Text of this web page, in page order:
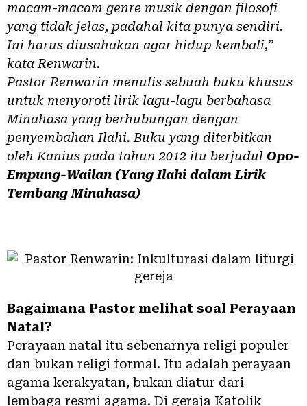
macam-macam genre musik dengan filosofi
yang tidak jelas, padahal kita punya sendiri.
Ini harus diusahakan agar hidup kembali,”
kata Renwarin.
Pastor Renwarin menulis sebuah buku khusus
untuk menyoroti lirik lagu-lagu berbahasa
Minahasa yang berhubungan dengan
penyembahan Ilahi. Buku yang diterbitkan
oleh Kanius pada tahun 2012 itu berjudul Opo-
Empung-Wailan (Yang Ilahi dalam Lirik
Tembang Minahasa)
Bagaimana Pastor melihat soal Perayaan
Natal?
Perayaan natal itu sebenarnya religi populer
dan bukan religi formal. Itu adalah perayaan
agama kerakyatan, bukan diatur dari
lembaga resmi agama. Di geraja Katolik